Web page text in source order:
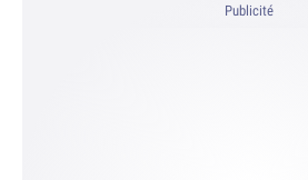
Publicité